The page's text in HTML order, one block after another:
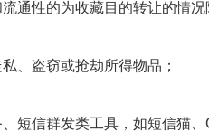
通性的为收藏目的转让的情况
、盗窃或抢劫所得物品；
短信群发类工具，如短信猫